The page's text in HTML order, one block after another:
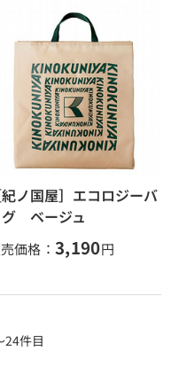
紀ノ国屋］エコロジーバ
グ ベージュ
価格： 3,190円
件目